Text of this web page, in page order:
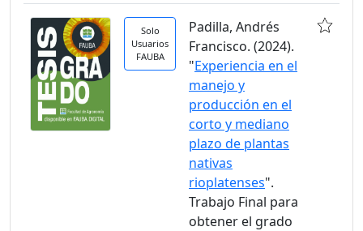
Solo
Usuarios
FAUBA
Padilla, Andrés
Francisco. (2024).
"Experiencia en el
manejo y
producción en el
corto y mediano
plazo de plantas
nativas
rioplatenses".
Trabajo Final para
obtener el grado